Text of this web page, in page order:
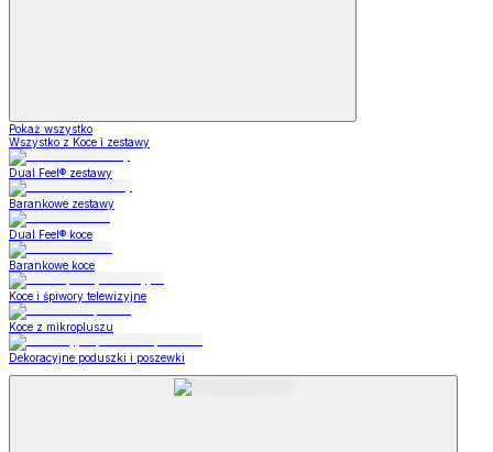
Pokaż wszystko
Wszystko z Koce i zestawy
Dual Feel® zestawy
Barankowe zestawy
Dual Feel® koce
Barankowe koce
Koce i śpiwory telewizyjne
Koce z mikropluszu
Dekoracyjne poduszki i poszewki